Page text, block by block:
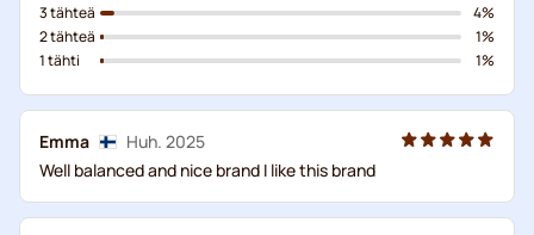
3 tähteä
2 tähteä
1 tähti
4%
1%
1%
Emma
Huh. 2025
Well balanced and nice brand I like this brand